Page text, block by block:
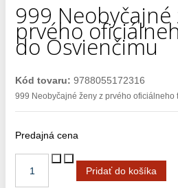
999 Neobyčajné
prvého
do Osvienčimu
Kód tovaru: 9788055172316
999 Neobyčajné ženy z prvého oficiálneho
Predajná cena